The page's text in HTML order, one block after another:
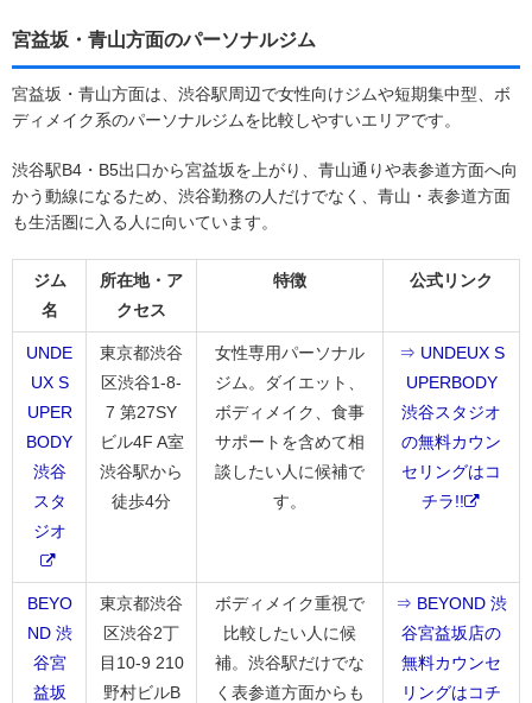
宮益坂・青山方面のパーソナルジム
宮益坂・青山方面は、渋谷駅周辺で女性向けジムや短期集中型、ボ
ディメイク系のパーソナルジムを比較しやすいエリアです。
渋谷駅B4・B5出口から宮益坂を上がり、青山通りや表参道方面へ向
かう動線になるため、渋谷勤務の人だけでなく、青山・表参道方面
も生活圏に入る人に向いています。
ジム
名
所在地・ア
クセス
特徴 公式リンク
UNDE
UX S
UPER
BODY
渋谷
スタ
ジオ
東京都渋谷
区渋谷1-8-
7 第27SY
ビル4F A室
渋谷駅から
徒歩4分
女性専用パーソナル
ジム。ダイエット、
ボディメイク、食事
サポートを含めて相
談したい人に候補で
す。
⇒ UNDEUX S
UPERBODY
渋谷スタジオ
の無料カウン
セリングはコ
チラ!!
BEYO
ND 渋
谷宮
益坂
東京都渋谷
区渋谷2丁
目10-9 210
野村ビルB
ボディメイク重視で
比較したい人に候
補。渋谷駅だけでな
く表参道方面からも
⇒ BEYOND 渋
谷宮益坂店の
無料カウンセ
リングはコチ